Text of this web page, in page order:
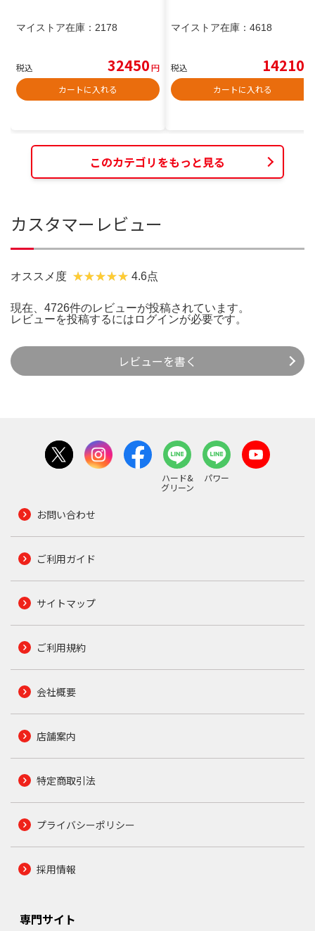
マイストア在庫： 2178
税込 32450円
カートに入れる
マイストア在庫： 4618
税込 14210
カートに入れる
このカテゴリをもっと見る
カスタマーレビュー
オススメ度 4.6点
現在、4726件のレビューが投稿されています。
レビューを投稿するには ログインが必要です。
レビューを書く
ハード&
グリーン
パワー
お問い合わせ
ご利用ガイド
サイトマップ
ご利用規約
会社概要
店舗案内
特定商取引法
プライバシーポリシー
採用情報
専門サイト